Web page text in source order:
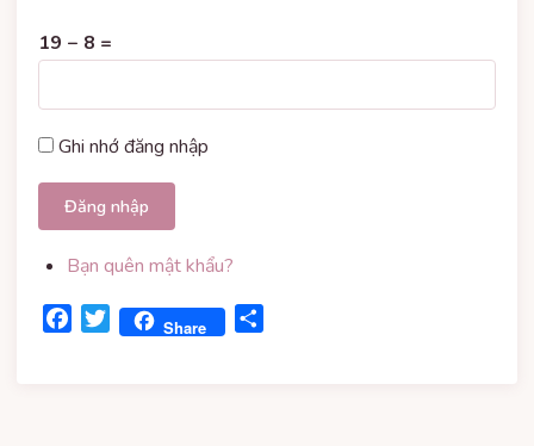
19 − 8 =
Ghi nhớ đăng nhập
Đăng nhập
Bạn quên mật khẩu?
Facebook
TwitterShare